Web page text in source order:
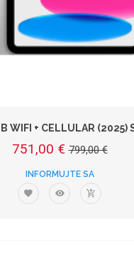
WIFI + CELLULAR (2025)
751,00 € 799,00 €
INFORMUJTE SA